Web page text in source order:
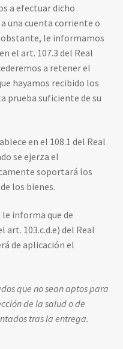
a efectuar dicho
una cuenta corriente o
obstante, le informamos
el art. 107.3 del Real
a retener el
hayamos recibido los
prueba suficiente de su
en el 108.1 del Real
se ejerza el
soportará los
los bienes.
informa que de
103.c.d.e) del Real
de aplicación el
que no sean aptos para
de la salud o de
tras la entrega.